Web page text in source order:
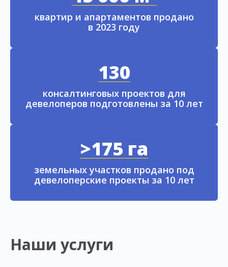
квартир и апартаментов продано
в 2023 году
130
консалтинговых проектов для
девелоперов подготовлены за 10 лет
>175 га
земельных участков продано под
девелоперские проекты за 10 лет
Наши услуги